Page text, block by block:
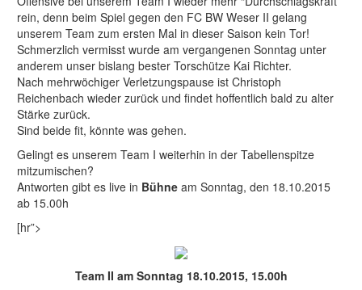
rein, denn beim Spiel gegen den FC BW Weser II gelang
unserem Team zum ersten Mal in dieser Saison kein Tor!
Schmerzlich vermisst wurde am vergangenen Sonntag unter
anderem unser bislang bester Torschütze Kai Richter.
Nach mehrwöchiger Verletzungspause ist Christoph
Reichenbach wieder zurück und findet hoffentlich bald zu alter
Stärke zurück.
Sind beide fit, könnte was gehen.
Gelingt es unserem Team I weiterhin in der Tabellenspitze
mitzumischen?
Antworten gibt es live in Bühne am Sonntag, den 18.10.2015
ab 15.00h
[hr”>
Team II am Sonntag 18.10.2015, 15.00h